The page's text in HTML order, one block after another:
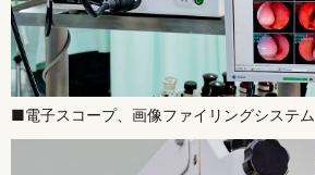
■電子スコープ、画像ファイリングシステム